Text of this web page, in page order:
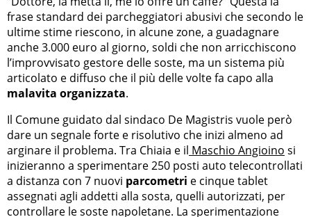
frase standard dei parcheggiatori abusivi che secondo le
ultime stime riescono, in alcune zone, a guadagnare
anche 3.000 euro al giorno, soldi che non arricchiscono
l’improvvisato gestore delle soste, ma un sistema più
articolato e diffuso che il più delle volte fa capo alla
malavita organizzata.
Il Comune guidato dal sindaco De Magistris vuole però
dare un segnale forte e risolutivo che inizi almeno ad
arginare il problema. Tra Chiaia e il Maschio Angioino si
inizieranno a sperimentare 250 posti auto telecontrollati
a distanza con 7 nuovi parcometri e cinque tablet
assegnati agli addetti alla sosta, quelli autorizzati, per
controllare le soste napoletane. La sperimentazione